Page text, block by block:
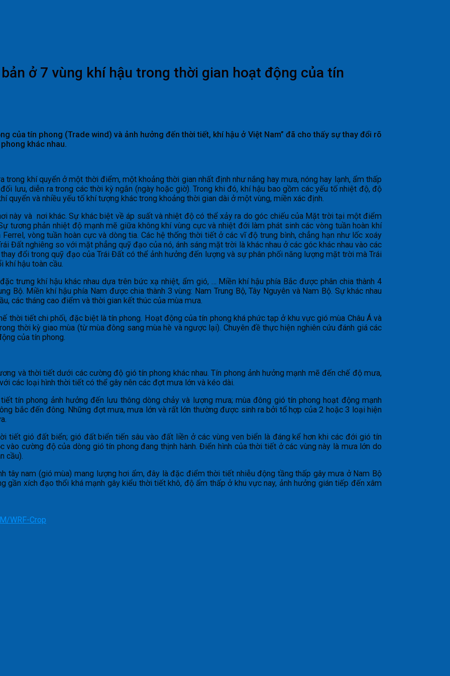
ở 7 vùng khí hậu trong thời gian hoạt động của tín
của tín phong (Trade wind) và ảnh hưởng đến thời tiết, khí hậu ở Việt Nam” đã cho thấy sự thay đổi rõ
khác nhau.
khí quyển ở một thời điểm, một khoảng thời gian nhất định như nắng hay mưa, nóng hay lạnh, ẩm thấp
lưu, diễn ra trong các thời kỳ ngắn (ngày hoặc giờ). Trong khi đó, khí hậu bao gồm các yếu tố nhiệt độ, độ
quyển và nhiều yếu tố khí tượng khác trong khoảng thời gian dài ở một vùng, miền xác định.
này và nơi khác. Sự khác biệt về áp suất và nhiệt độ có thể xảy ra do góc chiếu của Mặt trời tại một điểm
tương phản nhiệt độ mạnh mẽ giữa không khí vùng cực và nhiệt đới làm phát sinh các vòng tuần hoàn khí
vòng tuần hoàn cực và dòng tia. Các hệ thống thời tiết ở các vĩ độ trung bình, chẳng hạn như lốc xoáy
Đất nghiêng so với mặt phẳng quỹ đạo của nó, ánh sáng mặt trời là khác nhau ở các góc khác nhau vào các
đổi trong quỹ đạo của Trái Đất có thể ảnh hưởng đến lượng và sự phân phối năng lượng mặt trời mà Trái
khí hậu toàn cầu.
trưng khí hậu khác nhau dựa trên bức xạ nhiệt, ẩm gió, … Miền khí hậu phía Bắc được phân chia thành 4
Bộ. Miền khí hậu phía Nam được chia thành 3 vùng: Nam Trung Bộ, Tây Nguyên và Nam Bộ. Sự khác nhau
các tháng cao điểm và thời gian kết thúc của mùa mưa.
thời tiết chi phối, đặc biệt là tín phong. Hoạt động của tín phong khá phức tạp ở khu vực gió mùa Châu Á và
thời kỳ giao mùa (từ mùa đông sang mùa hè và ngược lại). Chuyên đề thực hiện nghiên cứu đánh giá các
của tín phong.
và thời tiết dưới các cường độ gió tín phong khác nhau. Tín phong ảnh hưởng mạnh mẽ đến chế độ mưa,
các loại hình thời tiết có thể gây nên các đợt mưa lớn và kéo dài.
tín phong ảnh hưởng đến lưu thông dòng chảy và lượng mưa; mùa đông gió tín phong hoạt động mạnh
bắc đến đông. Những đợt mưa, mưa lớn và rất lớn thường được sinh ra bởi tổ hợp của 2 hoặc 3 loại hiện
tiết gió đất biển; gió đất biển tiến sâu vào đất liền ở các vùng ven biển là đáng kể hơn khi các đới gió tín
vào cường độ của dòng gió tín phong đang thịnh hành. Điển hình của thời tiết ở các vùng này là mưa lớn do
cầu).
tây nam (gió mùa) mang lượng hơi ẩm, đây là đặc điểm thời tiết nhiễu động tầng thấp gây mưa ở Nam Bộ
gần xích đạo thổi khá mạnh gây kiểu thời tiết khô, độ ẩm thấp ở khu vực nay, ảnh hưởng gián tiếp đến xâm
WRF-Crop